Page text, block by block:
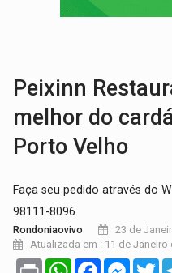
VÍDEO:
Peixinn
melhor do
Porto Velho
Faça seu pedido através do
98111-8096
Rondoniaovivo
23 de
Atualizada em : 11 de Janeiro
Print WhatsAppFacebook